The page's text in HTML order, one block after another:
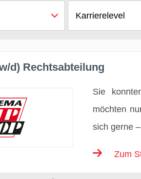
Karrierelevel
d) Rechtsabteilung
Sie
möchten
sich gerne
Zum